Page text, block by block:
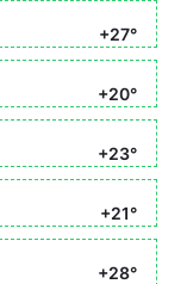
+27°
+20°
+23°
+21°
+28°